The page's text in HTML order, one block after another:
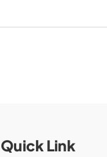
Quick Link